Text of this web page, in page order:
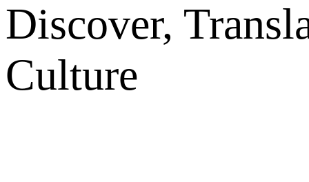
Discover,
Culture